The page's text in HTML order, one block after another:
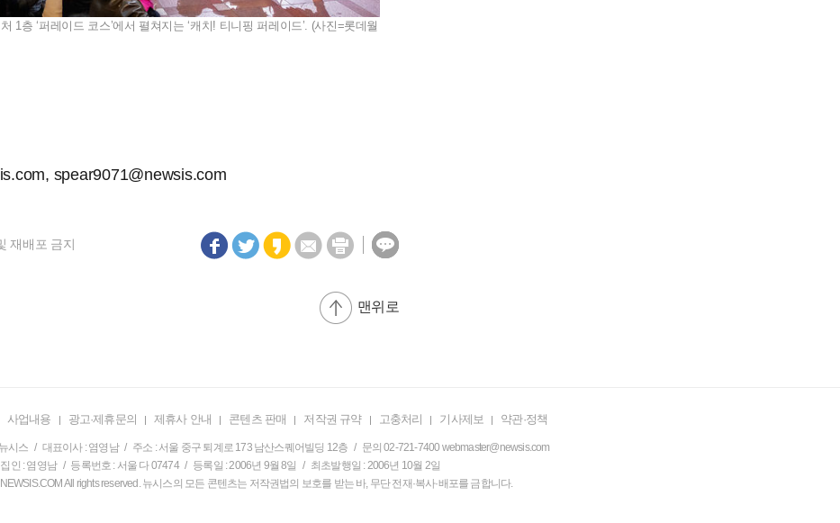
1층 ‘퍼레이드 코스’에서 펼쳐지는 ‘캐치! 티니핑 퍼레이드’. (사진=롯데월
, spear9071@newsis.com
재배포 금지
맨위로
사업내용 광고·제휴문의 제휴사 안내 콘텐츠 판매 저작권 규약 고충처리 기사제보 약관·정책
시스 / 대표이사 : 염영남 / 주소 : 서울 중구 퇴계로 173 남산스퀘어빌딩 12층 / 문의 02-721-7400 webmaster@newsis.com
인 : 염영남 / 등록번호 : 서울 다 07474 / 등록일 : 2006년 9월 8일 / 최초발행일 : 2006년 10월 2일
All rights reserved. 뉴시스의 모든 콘텐츠는 저작권법의 보호를 받는 바, 무단 전재·복사·배포를 금합니다.